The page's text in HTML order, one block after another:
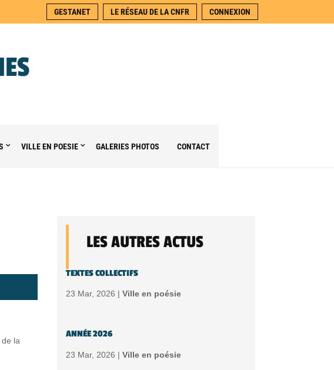
GESTANET LE RÉSEAU DE LA CNFR CONNEXION
VILLE EN POESIE GALERIES PHOTOS CONTACT
la
LES AUTRES ACTUS
TEXTES COLLECTIFS
23 Mar, 2026 | Ville en poésie
ANNÉE 2026
23 Mar, 2026 | Ville en poésie